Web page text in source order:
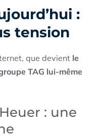
:
tension
que devient le
TAG lui-même
: une